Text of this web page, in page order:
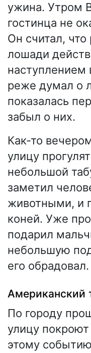
ужина. Утром
гостинца не
Он считал, что
лошади
наступлением
реже думал о
показалась
забыл о них.
Как-то
улицу
небольшой
заметил
животными, и
коней. Уже
подарил
небольшую
его обрадовал.
Американский
По городу
улицу
этому